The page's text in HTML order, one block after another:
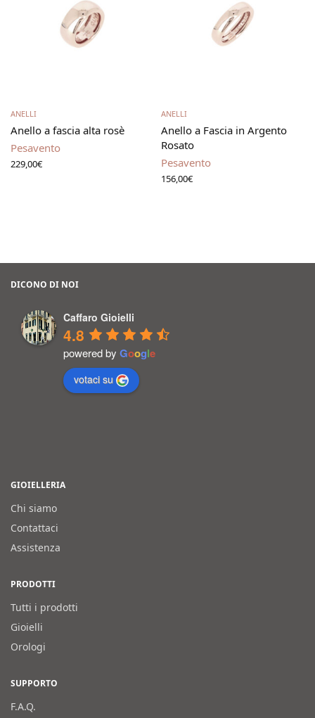
ANELLI
Anello a fascia alta rosè
Pesavento
229,00€
Aggiungi al carrello
ANELLI
Anello a Fascia in Argento
Rosato
Pesavento
156,00€
DICONO DI NOI
Caffaro Gioielli
4.8
powered by Google
votaci su
GIOIELLERIA
Chi siamo
Contattaci
Assistenza
PRODOTTI
Tutti i prodotti
Gioielli
Orologi
SUPPORTO
F.A.Q.